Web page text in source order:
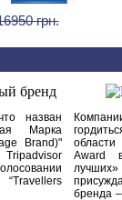
грн.
назван
Марка
Brand)"
Award
бренда